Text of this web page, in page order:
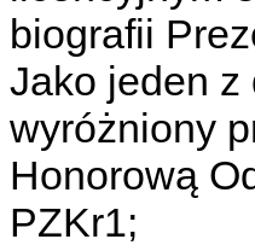
biografii
Jako jeden z
wyróżniony
Honorową
PZKr1;